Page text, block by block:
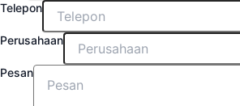
Telepon
Perusahaan
Pesan